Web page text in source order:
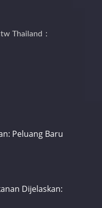
Thailand：
Peluang Baru
Dijelaskan: